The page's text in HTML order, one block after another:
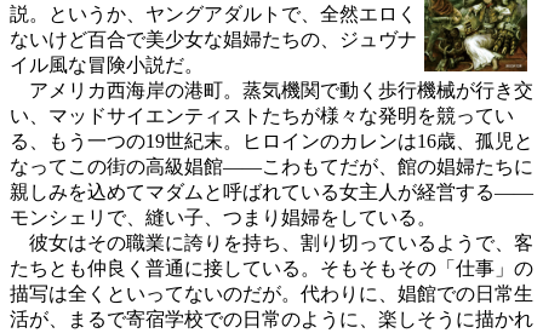
説。というか、ヤングアダルトで、全然エロく
ないけど百合で美少女な娼婦たちの、ジュヴナ
イル風な冒険小説だ。
アメリカ西海岸の港町。蒸気機関で動く歩行機械が行き交
い、マッドサイエンティストたちが様々な発明を競ってい
る、もう一つの19世紀末。ヒロインのカレンは16歳、孤児と
なってこの街の高級娼館――こわもてだが、館の娼婦たちに
親しみを込めてマダムと呼ばれている女主人が経営する――
モンシェリで、縫い子、つまり娼婦をしている。
彼女はその職業に誇りを持ち、割り切っているようで、客
たちとも仲良く普通に接している。そもそもその「仕事」の
描写は全くといってないのだが。代わりに、娼館での日常生
活が、まるで寄宿学校での日常のように、楽しそうに描かれ